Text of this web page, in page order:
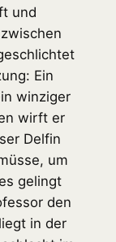
und
Ein
winziger
wirft er
Delfin
um
gelingt
den
in der